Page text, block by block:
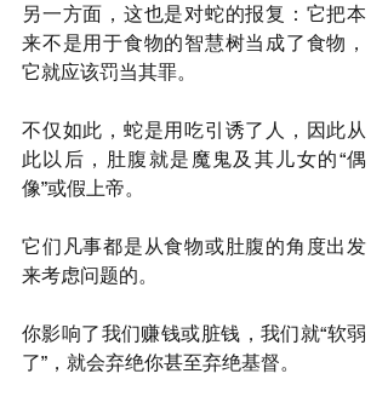
另一方面，这也是对蛇的报复：它把本
来不是用于食物的智慧树当成了食物，
它就应该罚当其罪。
不仅如此，蛇是用吃引诱了人，因此从
此以后，肚腹就是魔鬼及其儿女的“偶
像”或假上帝。
它们凡事都是从食物或肚腹的角度出发
来考虑问题的。
你影响了我们赚钱或脏钱，我们就“软弱
了”，就会弃绝你甚至弃绝基督。